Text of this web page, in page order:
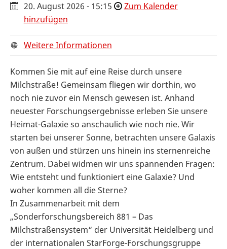
20. August 2026 - 15:15
Zum Kalender
hinzufügen
Weitere Informationen
Kommen Sie mit auf eine Reise durch unsere
Milchstraße! Gemeinsam fliegen wir dorthin, wo
noch nie zuvor ein Mensch gewesen ist. Anhand
neuester Forschungsergebnisse erleben Sie unsere
Heimat-Galaxie so anschaulich wie noch nie. Wir
starten bei unserer Sonne, betrachten unsere Galaxis
von außen und stürzen uns hinein ins sternenreiche
Zentrum. Dabei widmen wir uns spannenden Fragen:
Wie entsteht und funktioniert eine Galaxie? Und
woher kommen all die Sterne?
In Zusammenarbeit mit dem
„Sonderforschungsbereich 881 – Das
Milchstraßensystem“ der Universität Heidelberg und
der internationalen StarForge-Forschungsgruppe